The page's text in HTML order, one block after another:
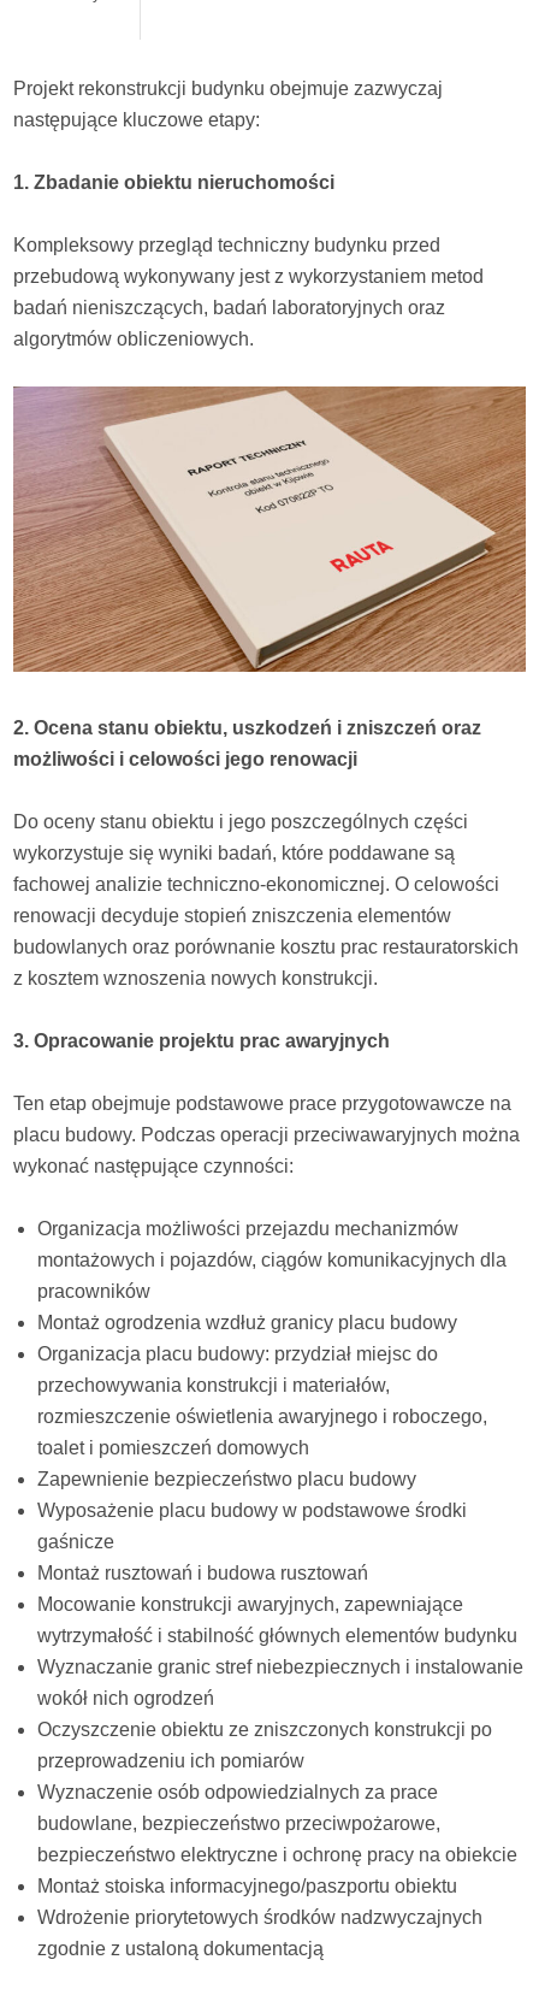
Projekt rekonstrukcji budynku obejmuje zazwyczaj
następujące kluczowe etapy:
1. Zbadanie obiektu nieruchomości
Kompleksowy przegląd techniczny budynku przed
przebudową wykonywany jest z wykorzystaniem metod
badań nieniszczących, badań laboratoryjnych oraz
algorytmów obliczeniowych.
2. Ocena stanu obiektu, uszkodzeń i zniszczeń oraz
możliwości i celowości jego renowacji
Do oceny stanu obiektu i jego poszczególnych części
wykorzystuje się wyniki badań, które poddawane są
fachowej analizie techniczno-ekonomicznej. O celowości
renowacji decyduje stopień zniszczenia elementów
budowlanych oraz porównanie kosztu prac restauratorskich
z kosztem wznoszenia nowych konstrukcji.
3. Opracowanie projektu prac awaryjnych
Ten etap obejmuje podstawowe prace przygotowawcze na
placu budowy. Podczas operacji przeciwawaryjnych można
wykonać następujące czynności:
Organizacja możliwości przejazdu mechanizmów
montażowych i pojazdów, ciągów komunikacyjnych dla
pracowników
Montaż ogrodzenia wzdłuż granicy placu budowy
Organizacja placu budowy: przydział miejsc do
przechowywania konstrukcji i materiałów,
rozmieszczenie oświetlenia awaryjnego i roboczego,
toalet i pomieszczeń domowych
Zapewnienie bezpieczeństwo placu budowy
Wyposażenie placu budowy w podstawowe środki
gaśnicze
Montaż rusztowań i budowa rusztowań
Mocowanie konstrukcji awaryjnych, zapewniające
wytrzymałość i stabilność głównych elementów budynku
Wyznaczanie granic stref niebezpiecznych i instalowanie
wokół nich ogrodzeń
Oczyszczenie obiektu ze zniszczonych konstrukcji po
przeprowadzeniu ich pomiarów
Wyznaczenie osób odpowiedzialnych za prace
budowlane, bezpieczeństwo przeciwpożarowe,
bezpieczeństwo elektryczne i ochronę pracy na obiekcie
Montaż stoiska informacyjnego/paszportu obiektu
Wdrożenie priorytetowych środków nadzwyczajnych
zgodnie z ustaloną dokumentacją